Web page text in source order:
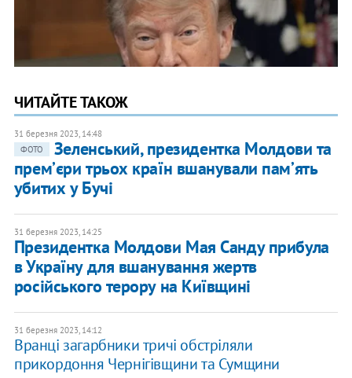
ЧИТАЙТЕ ТАКОЖ
31 березня 2023, 14:48
ФОТО
Зеленський, президентка Молдови та
премʼєри трьох країн вшанували памʼять
убитих у Бучі
31 березня 2023, 14:25
Президентка Молдови Мая Санду прибула
в Україну для вшанування жертв
російського терору на Київщині
31 березня 2023, 14:12
Вранці загарбники тричі обстріляли
прикордоння Чернігівщини та Сумщини